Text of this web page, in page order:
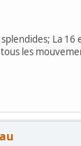
La 16
les